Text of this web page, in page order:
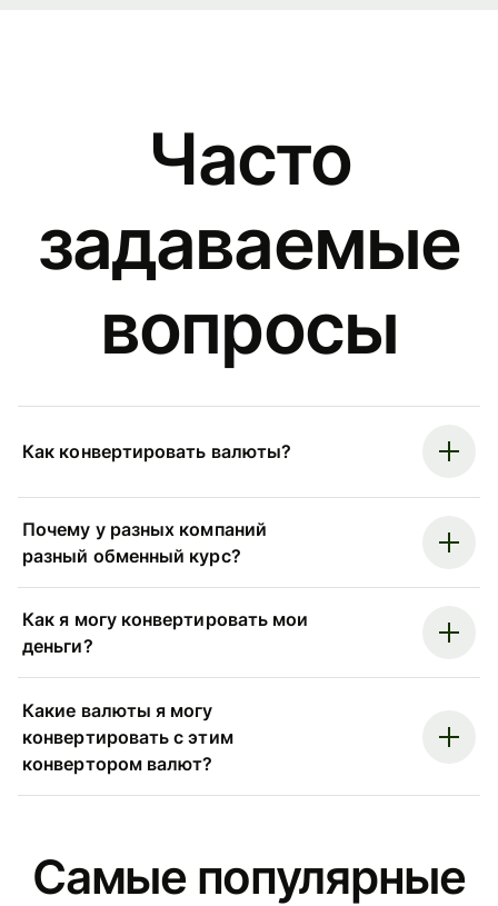
Часто
задаваемые
вопросы
Как конвертировать валюты?
Почему у разных компаний
разный обменный курс?
Как я могу конвертировать мои
деньги?
Какие валюты я могу
конвертировать с этим
конвертором валют?
Самые популярные